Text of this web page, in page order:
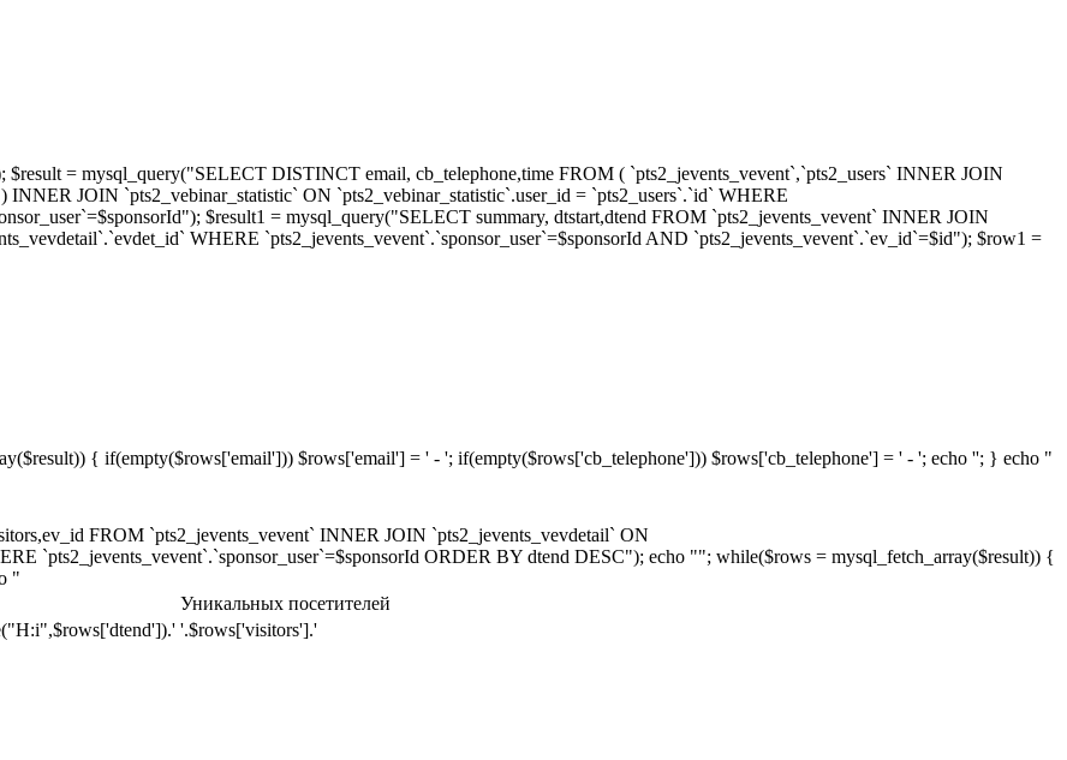
= mysql_query("SELECT DISTINCT email, cb_telephone,time FROM ( `pts2_jevents_vevent`,`pts2_users` INNER JOIN
JOIN `pts2_vebinar_statistic` ON `pts2_vebinar_statistic`.user_id = `pts2_users`.`id` WHERE
$result1 = mysql_query("SELECT summary, dtstart,dtend FROM `pts2_jevents_vevent` INNER JOIN
WHERE `pts2_jevents_vevent`.`sponsor_user`=$sponsorId AND `pts2_jevents_vevent`.`ev_id`=$id"); $row1 =
{ if(empty($rows['email'])) $rows['email'] = ' - '; if(empty($rows['cb_telephone'])) $rows['cb_telephone'] = ' - '; echo ''; } echo "
FROM `pts2_jevents_vevent` INNER JOIN `pts2_jevents_vevdetail` ON
`pts2_jevents_vevent`.`sponsor_user`=$sponsorId ORDER BY dtend DESC"); echo ""; while($rows = mysql_fetch_array($result)) {
"
Уникальных посетителей
'.$rows['visitors'].'